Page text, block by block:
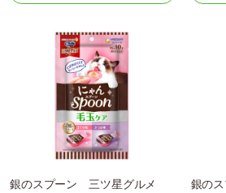
銀のスプーン 三ツ星グルメ
銀の